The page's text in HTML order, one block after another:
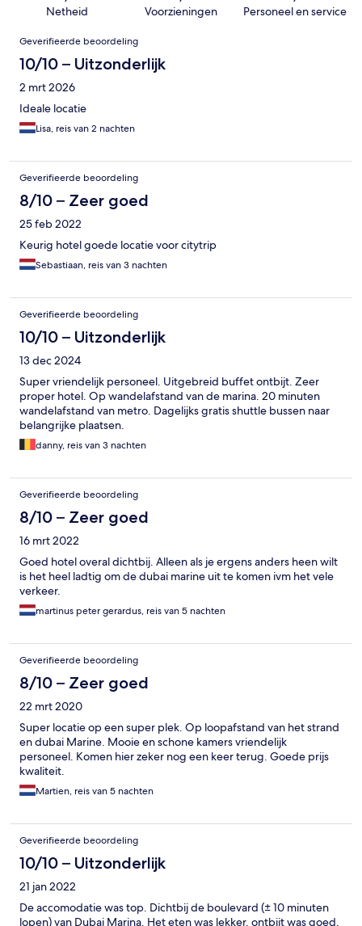
Netheid Voorzieningen Personeel en service
Beoordelingen
Geverifieerde beoordeling
10/10 – Uitzonderlijk
2 mrt 2026
Ideale locatie
Lisa, reis van 2 nachten
Geverifieerde beoordeling
8/10 – Zeer goed
25 feb 2022
Keurig hotel goede locatie voor citytrip
Sebastiaan, reis van 3 nachten
Geverifieerde beoordeling
10/10 – Uitzonderlijk
13 dec 2024
Super vriendelijk personeel. Uitgebreid buffet ontbijt. Zeer
proper hotel. Op wandelafstand van de marina. 20 minuten
wandelafstand van metro. Dagelijks gratis shuttle bussen naar
belangrijke plaatsen.
danny, reis van 3 nachten
Geverifieerde beoordeling
8/10 – Zeer goed
16 mrt 2022
Goed hotel overal dichtbij. Alleen als je ergens anders heen wilt
is het heel ladtig om de dubai marine uit te komen ivm het vele
verkeer.
martinus peter gerardus, reis van 5 nachten
Geverifieerde beoordeling
8/10 – Zeer goed
22 mrt 2020
Super locatie op een super plek. Op loopafstand van het strand
en dubai Marine. Mooie en schone kamers vriendelijk
personeel. Komen hier zeker nog een keer terug. Goede prijs
kwaliteit.
Martien, reis van 5 nachten
Geverifieerde beoordeling
10/10 – Uitzonderlijk
21 jan 2022
De accomodatie was top. Dichtbij de boulevard (± 10 minuten
lopen) van Dubai Marina. Het eten was lekker, ontbijt was goed,